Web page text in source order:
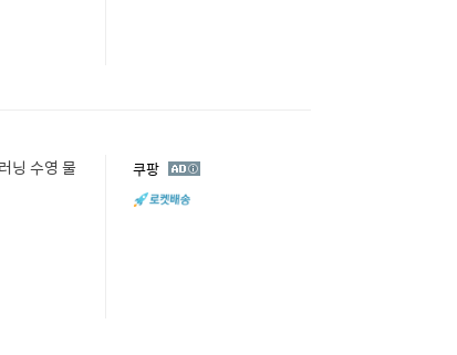
닝 수영 물
쿠팡 광
고